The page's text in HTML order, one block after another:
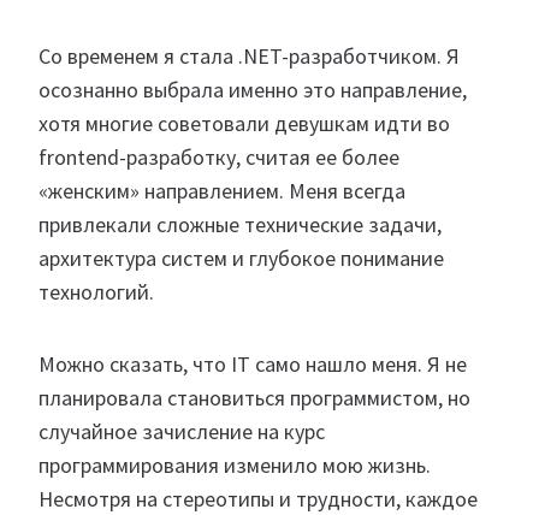
Со временем я стала .NET-разработчиком. Я
осознанно выбрала именно это направление,
хотя многие советовали девушкам идти во
frontend-разработку, считая ее более
«женским» направлением. Меня всегда
привлекали сложные технические задачи,
архитектура систем и глубокое понимание
технологий.
Можно сказать, что IT само нашло меня. Я не
планировала становиться программистом, но
случайное зачисление на курс
программирования изменило мою жизнь.
Несмотря на стереотипы и трудности, каждое